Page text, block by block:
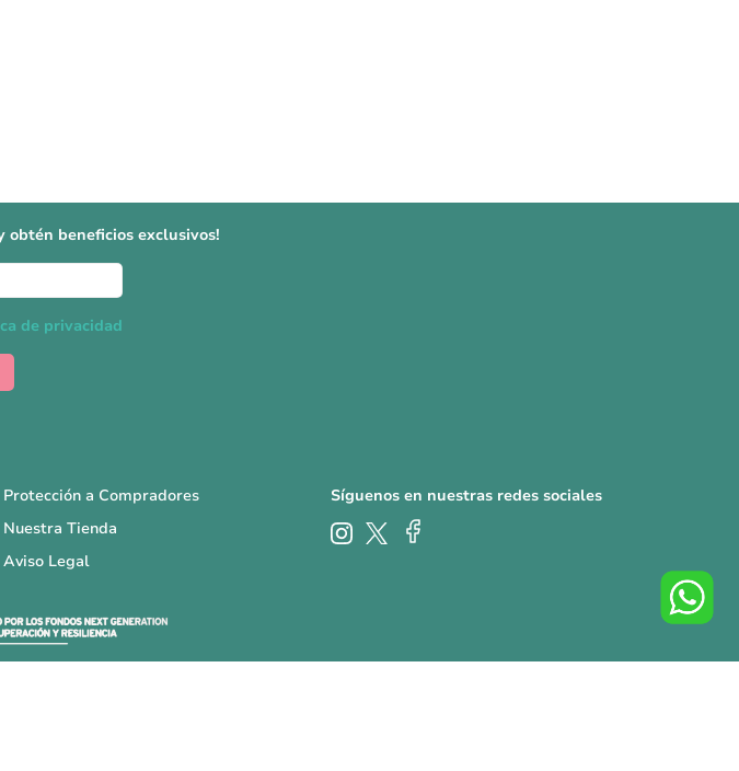
obtén beneficios exclusivos!
de privacidad
Protección a Compradores
Nuestra Tienda
Aviso Legal
Síguenos en nuestras redes sociales